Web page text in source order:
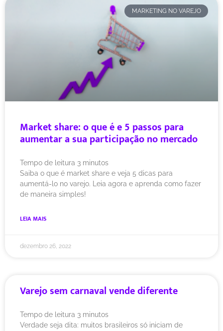
MARKETING NO VAREJO
Market share: o que é e 5 passos para
aumentar a sua participação no mercado
Tempo de leitura 3 minutos
Saiba o que é market share e veja 5 dicas para
aumentá-lo no varejo. Leia agora e aprenda como fazer
de maneira simples!
LEIA MAIS
dezembro 26, 2022
Varejo sem carnaval vende diferente
Tempo de leitura 3 minutos
Verdade seja dita: muitos brasileiros só iniciam de